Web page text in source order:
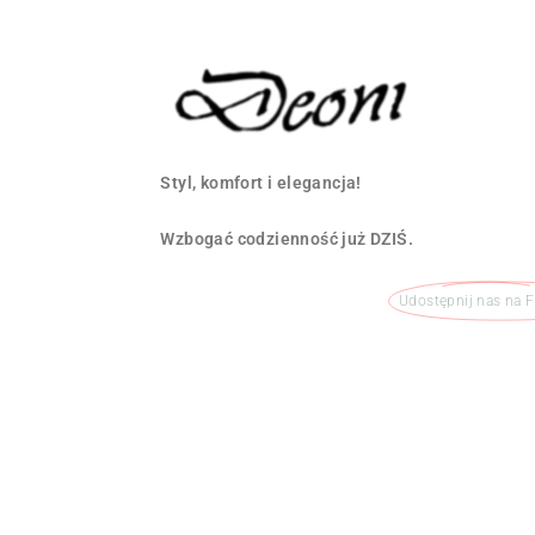
Styl, komfort i elegancja!
Wzbogać codzienność już DZIŚ.
Udostępnij nas na